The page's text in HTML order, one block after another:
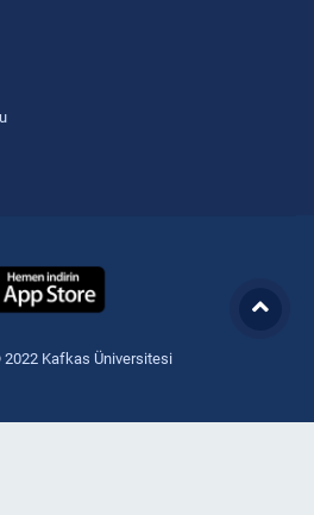
2022 Kafkas Üniversitesi